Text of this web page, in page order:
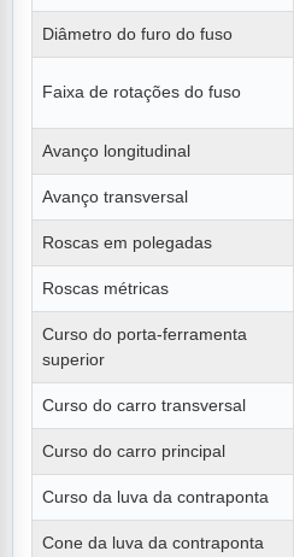
Diâmetro do furo do fuso
Faixa de rotações do fuso
Avanço longitudinal
Avanço transversal
Roscas em polegadas
Roscas métricas
Curso do porta-ferramenta
superior
Curso do carro transversal
Curso do carro principal
Curso da luva da contraponta
Cone da luva da contraponta